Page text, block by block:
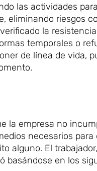
las actividades
eliminando riesgos
la
temporales o
de línea de vida,
la empresa no
necesarios
alguno. El
basándose en los